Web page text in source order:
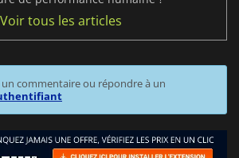
Voir tous les articles
commentaire ou répondre à un